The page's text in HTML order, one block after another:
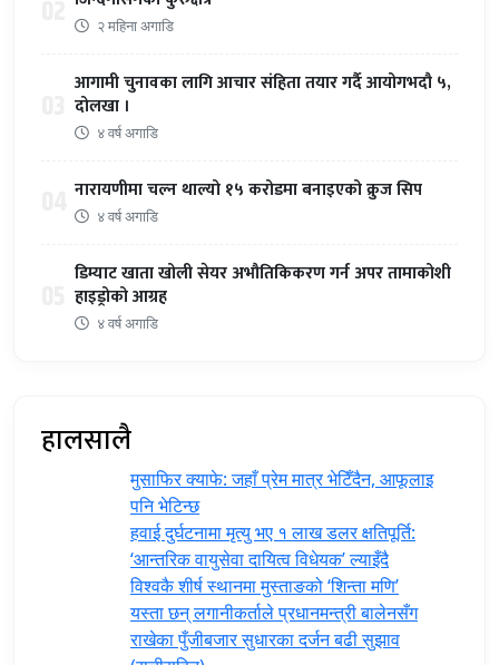
२ महिना अगाडि
आगामी चुनावका लागि आचार संहिता तयार गर्दै आयोगभदौ ५,
दोलखा ।
४ वर्ष अगाडि
नारायणीमा चल्न थाल्यो १५ करोडमा बनाइएको क्रुज सिप
४ वर्ष अगाडि
डिम्याट खाता खोली सेयर अभौतिकिकरण गर्न अपर तामाकोशी
हाइड्रोको आग्रह
४ वर्ष अगाडि
हालसालै
मुसाफिर क्याफे: जहाँ प्रेम मात्र भेटिँदैन, आफूलाइ
पनि भेटिन्छ
हवाई दुर्घटनामा मृत्यु भए १ लाख डलर क्षतिपूर्ति:
‘आन्तरिक वायुसेवा दायित्व विधेयक’ ल्याइँदै
विश्वकै शीर्ष स्थानमा मुस्ताङको ‘शिन्ता मणि’
यस्ता छन् लगानीकर्ताले प्रधानमन्त्री ‍बालेनसँग
राखेका पुँजीबजार सुधारका दर्जन बढी सुझाव